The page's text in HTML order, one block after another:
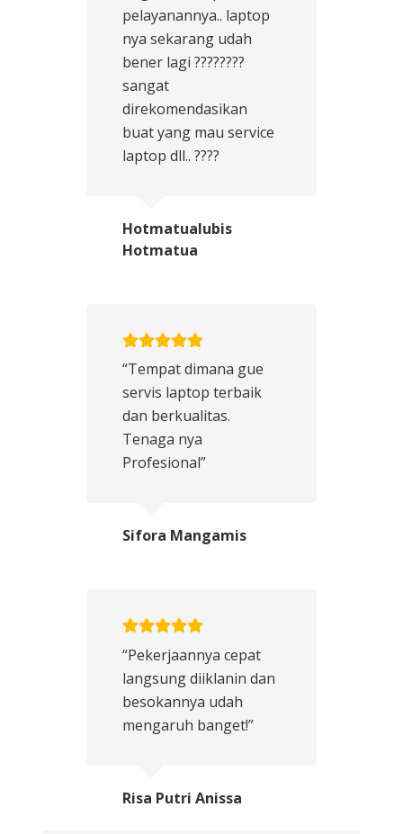
pelayanannya.. laptop
nya sekarang udah
bener lagi ????????
sangat
direkomendasikan
buat yang mau service
laptop dll.. ????
Hotmatualubis
Hotmatua
“Tempat dimana gue
servis laptop terbaik
dan berkualitas.
Tenaga nya
Profesional”
Sifora Mangamis
“Pekerjaannya cepat
langsung diiklanin dan
besokannya udah
mengaruh banget!”
Risa Putri Anissa